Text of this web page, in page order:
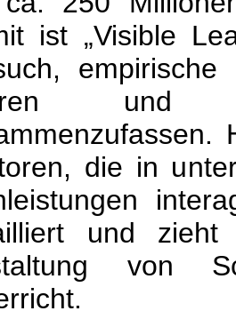
ist „Visible
empirische
und
die in
und
von